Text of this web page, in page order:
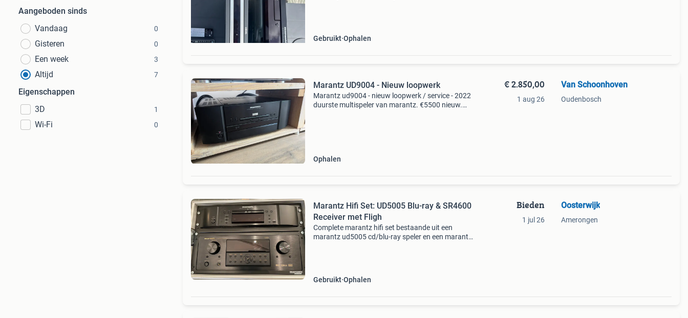
Aangeboden sinds
Vandaag
0
Gisteren 0
Een week 3
Altijd 7
Eigenschappen
3D
1
Wi-Fi 0
Gebruikt Ophalen
Marantz UD9004 - Nieuw loopwerk
Marantz ud9004 - nieuw loopwerk / service - 2022
duurste multispeler van marantz. €5500 nieuw.
Ophalen
€ 2.850,00
1 aug 26
Van Schoonhoven
Oudenbosch
Marantz Hifi Set: UD5005 Blu-ray & SR4600
Receiver met Fligh
Complete marantz hifi set bestaande uit een
marantz ud5005 cd/blu-ray speler en een marantz
Gebruikt Ophalen
Bieden
1 jul 26
Oosterwijk
Amerongen